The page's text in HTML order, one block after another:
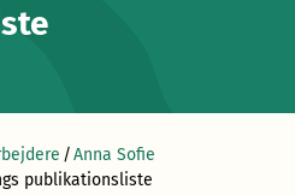
/Anna Sofie
publikationsliste